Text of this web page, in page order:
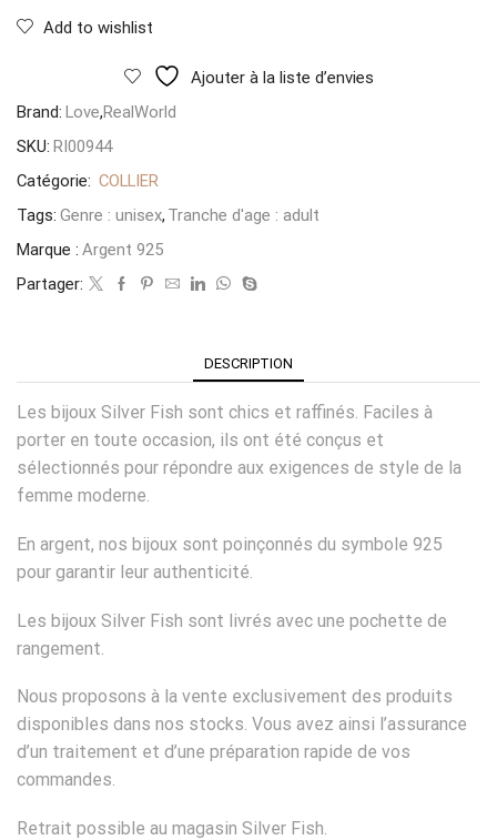
Add to wishlist
Ajouter à la liste d’envies
Brand: Love,RealWorld
SKU: RI00944
Catégorie: COLLIER
Tags: Genre : unisex, Tranche d'age : adult
Marque : Argent 925
Partager:
DESCRIPTION
Les bijoux Silver Fish sont chics et raffinés. Faciles à
porter en toute occasion, ils ont été conçus et
sélectionnés pour répondre aux exigences de style de la
femme moderne.
En argent, nos bijoux sont poinçonnés du symbole 925
pour garantir leur authenticité.
Les bijoux Silver Fish sont livrés avec une pochette de
rangement.
Nous proposons à la vente exclusivement des produits
disponibles dans nos stocks. Vous avez ainsi l’assurance
d’un traitement et d’une préparation rapide de vos
commandes.
Retrait possible au magasin Silver Fish.